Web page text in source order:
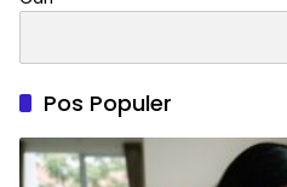
Pos Populer